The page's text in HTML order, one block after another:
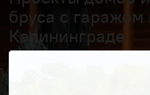
бруса с гаражом
Калининграде
Получить косультацию